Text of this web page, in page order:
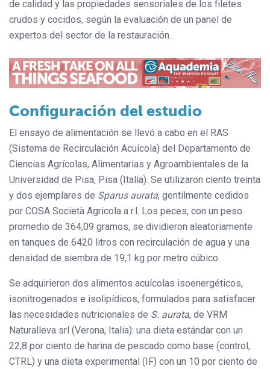
de calidad y las propiedades sensoriales de los filetes
crudos y cocidos, según la evaluación de un panel de
expertos del sector de la restauración.
Configuración del estudio
El ensayo de alimentación se llevó a cabo en el RAS
(Sistema de Recirculación Acuícola) del Departamento de
Ciencias Agrícolas, Alimentarias y Agroambientales de la
Universidad de Pisa, Pisa (Italia). Se utilizaron ciento treinta
y dos ejemplares de Sparus aurata, gentilmente cedidos
por COSA Società Agricola a r.l. Los peces, con un peso
promedio de 364,09 gramos, se dividieron aleatoriamente
en tanques de 6420 litros con recirculación de agua y una
densidad de siembra de 19,1 kg por metro cúbico.
Se adquirieron dos alimentos acuícolas isoenergéticos,
isonitrogenados e isolipídicos, formulados para satisfacer
las necesidades nutricionales de S. aurata, de VRM
Naturalleva srl ​​(Verona, Italia): una dieta estándar con un
22,8 por ciento de harina de pescado como base (control,
CTRL) y una dieta experimental (IF) con un 10 por ciento de